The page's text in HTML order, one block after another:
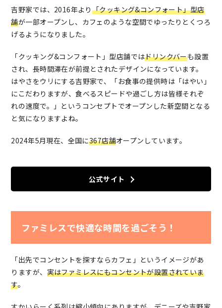
吉野家では、2016年より 「クッキング&コンフォート」型店
舗が一部オープンし、カフェのような空間でゆったりとくつろ
げるようになりました。
「クッキング&コンフォート」型店舗ではドリンクバーも設置
され、長時間滞在が前提とされたデザインになっています。
はやさをウリにする吉野家で、「お食事の提供時は「はやい」
にこだわりますが、食べるスピードや過ごし方は皆様それぞ
れの速度で。」というコンセプトでオープンした新空間となる
と気になりますよね。
2024年5月現在、全国に367店舗オープンしています。
公式サイト
ファミレスで快適な時間を過ごそう！
「出先でコンセントを探すならカフェ」というイメージがあ
りますが、 実はファミレスにもコンセントが設置されていま
す。